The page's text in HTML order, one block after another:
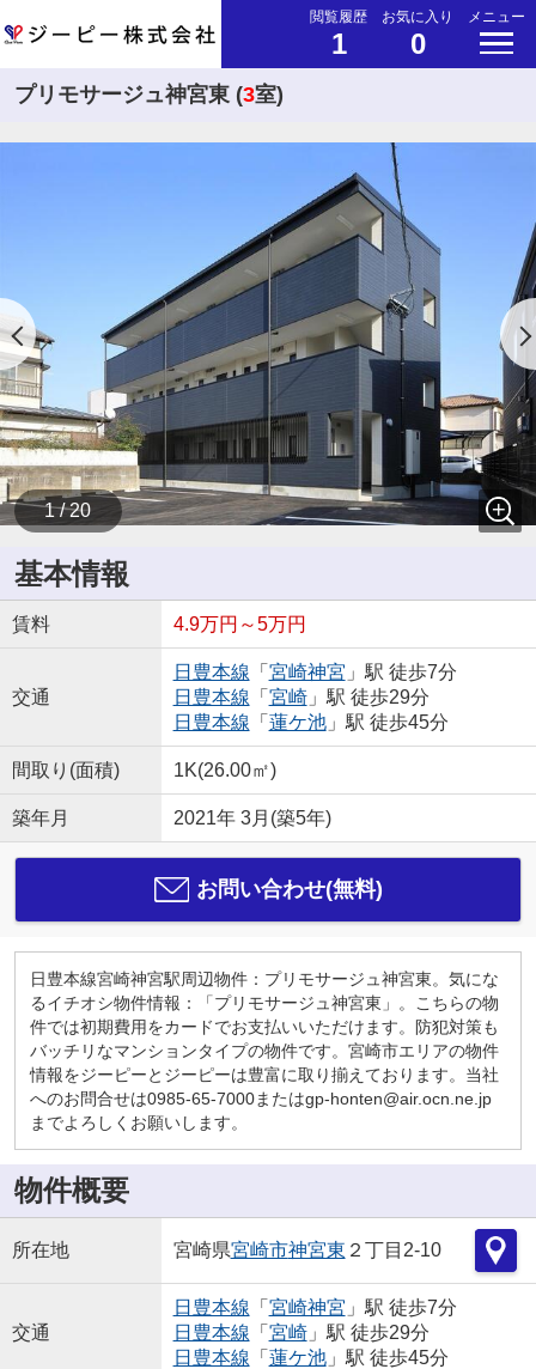
閲覧履歴
1
お気に入り
0
メニュー
プリモサージュ神宮東 (3室)
1 / 20
基本情報
賃料 4.9万円～5万円
交通
日豊本線 「 宮崎神宮 」駅 徒歩7分
日豊本線 「 宮崎」駅 徒歩29分
日豊本線 「 蓮ケ池」駅 徒歩45分
間取り(面積) 1K(26.00㎡)
築年月 2021年 3月(築5年)
お問い合わせ(無料)
日豊本線宮崎神宮駅周辺物件：プリモサージュ神宮東。気にな
るイチオシ物件情報：「プリモサージュ神宮東」。こちらの物
件では初期費用をカードでお支払いいただけます。防犯対策も
バッチリなマンションタイプの物件です。宮崎市エリアの物件
情報をジーピーとジーピーは豊富に取り揃えております。当社
へのお問合せは0985-65-7000またはgp-honten@air.ocn.ne.jp
までよろしくお願いします。
物件概要
所在地 宮崎県宮崎市神宮東 ２丁目2-10
交通
日豊本線 「 宮崎神宮 」駅 徒歩7分
日豊本線 「 宮崎」駅 徒歩29分
日豊本線 「 蓮ケ池」駅 徒歩45分